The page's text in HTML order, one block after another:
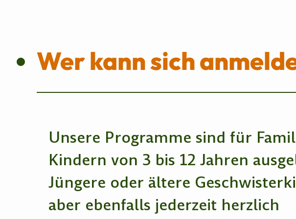
Wer kann sich
Unsere Programme sind für
Kindern von 3 bis 12 Jahren
Jüngere oder ältere
aber ebenfalls jederzeit herzlich